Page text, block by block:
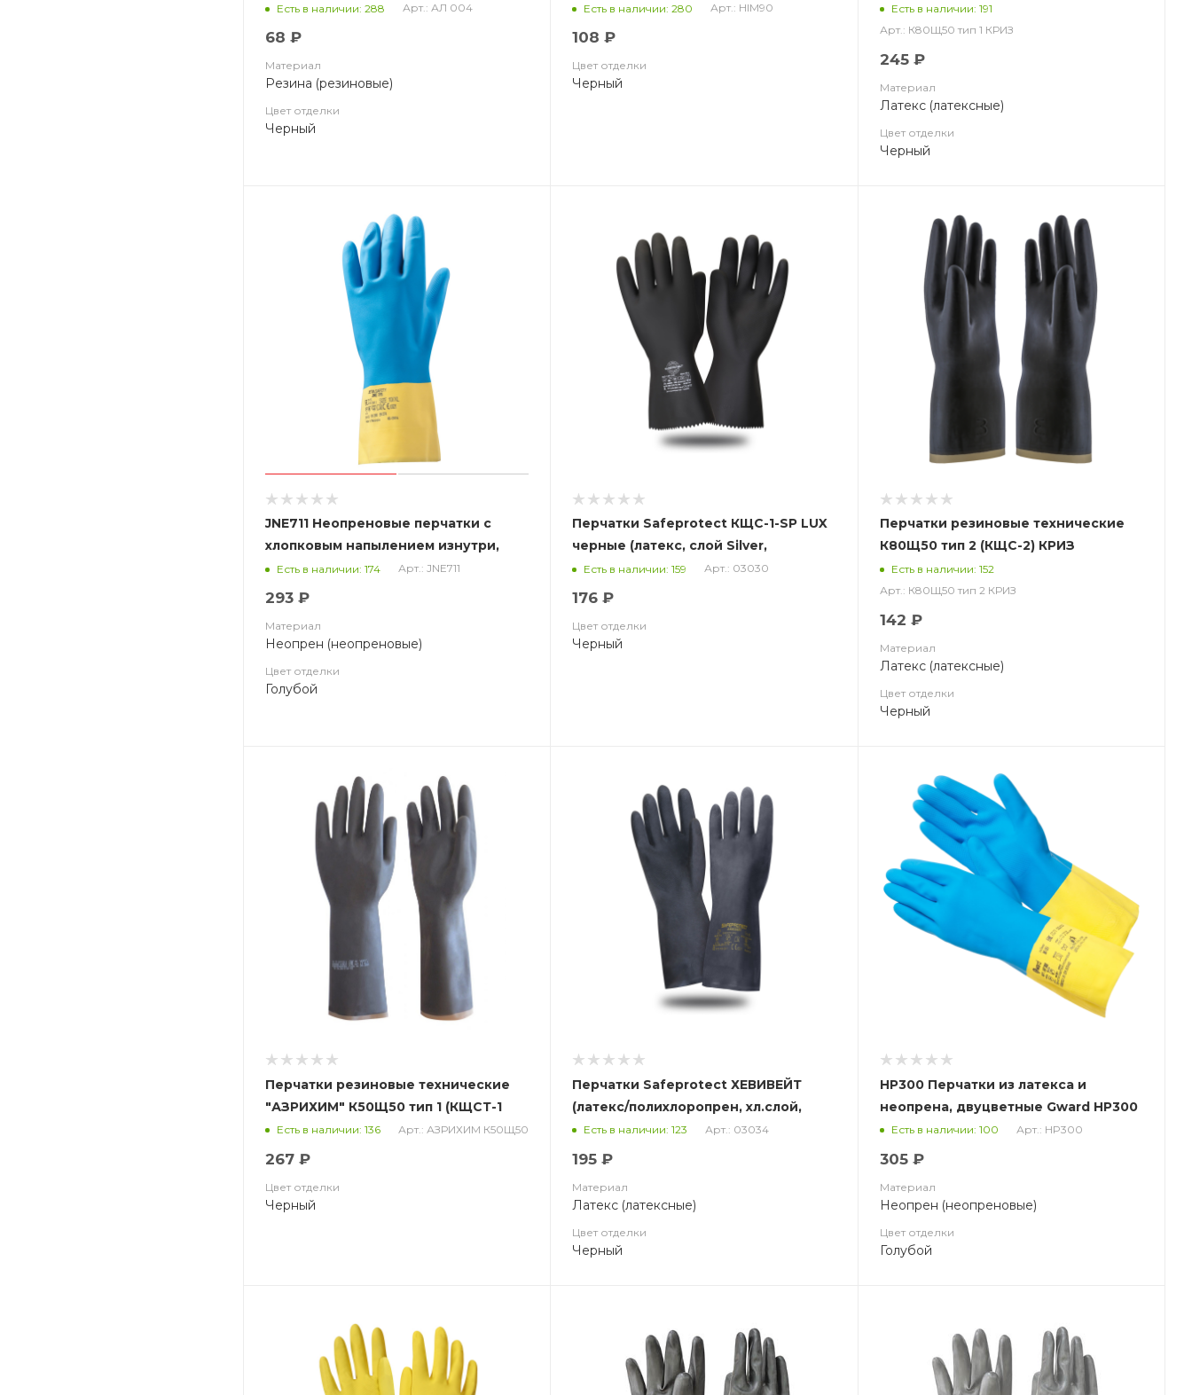
Есть в наличии: 288 Арт.: АЛ 004
68 ₽
Материал
Резина (резиновые)
Цвет отделки
Черный
Есть в наличии: 280 Арт.: HIM90
108 ₽
Цвет отделки
Черный
Есть в наличии: 191
Арт.: К80Щ50 тип 1 КРИЗ
245 ₽
Материал
Латекс (латексные)
Цвет отделки
Черный
JNE711 Неопреновые перчатки с
хлопковым напылением изнутри,
желто-голубые
Есть в наличии: 174 Арт.: JNE711
293 ₽
Материал
Неопрен (неопреновые)
Цвет отделки
Голубой
Перчатки Safeprotect КЩС-1-SP LUX
черные (латекс, слой Silver,
толщ.0,65мм,дл.300мм) (х12х144)
Есть в наличии: 159 Арт.: 03030
176 ₽
Цвет отделки
Черный
Перчатки резиновые технические
К80Щ50 тип 2 (КЩС-2) КРИЗ
Есть в наличии: 152
Арт.: К80Щ50 тип 2 КРИЗ
142 ₽
Материал
Латекс (латексные)
Цвет отделки
Черный
Перчатки резиновые технические
"АЗРИХИМ" К50Щ50 тип 1 (КЩСТ-1
(АЗРИ)
Есть в наличии: 136 Арт.: АЗРИХИМ К50Щ50
267 ₽
Цвет отделки
Черный
Перчатки Safeprotect ХЕВИВЕЙТ
(латекс/полихлоропрен, хл.слой,
толщ.0,67мм, дл.320мм)
Есть в наличии: 123 Арт.: 03034
195 ₽
Материал
Латекс (латексные)
Цвет отделки
Черный
HP300 Перчатки из латекса и
неопрена, двуцветные Gward HP300
Есть в наличии: 100 Арт.: HP300
305 ₽
Материал
Неопрен (неопреновые)
Цвет отделки
Голубой